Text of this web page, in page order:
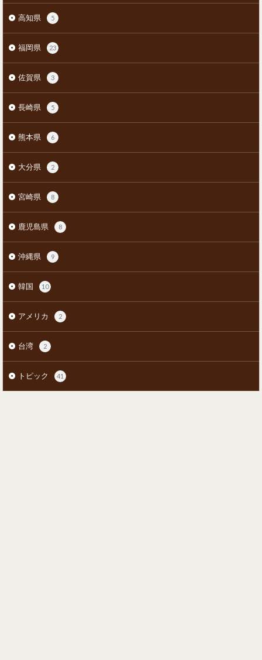
高知県 5
福岡県 23
佐賀県 3
長崎県 5
熊本県 6
大分県 2
宮崎県 8
鹿児島県 8
沖縄県 9
韓国 10
アメリカ 2
台湾 2
トピック 41